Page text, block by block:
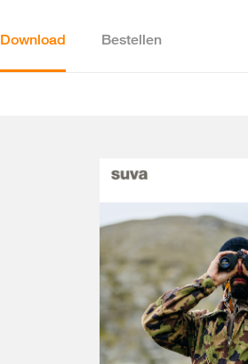
Download Bestellen